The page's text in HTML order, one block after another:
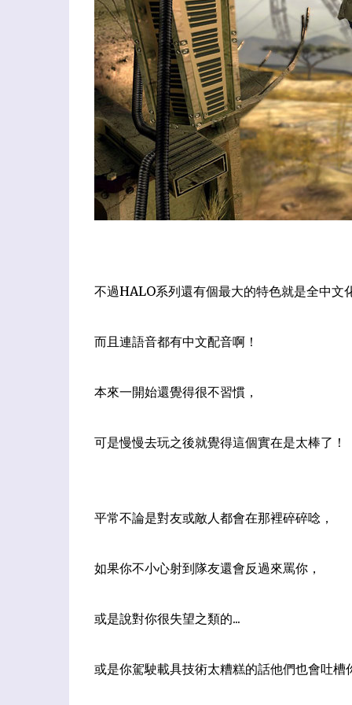
不過HALO系列還有個最大的特色就是全中文
而且連語音都有中文配音啊！
本來一開始還覺得很不習慣，
可是慢慢去玩之後就覺得這個實在是太棒了！
平常不論是對友或敵人都會在那裡碎碎唸 ，
如果你不小心射到隊友還會反過來罵你，
或是說對你很失望之類的...
或是你駕駛載具技術太糟糕的話他們也會吐槽